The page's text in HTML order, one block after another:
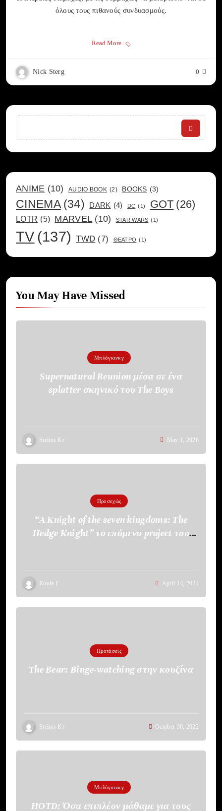
όλους τους πιθανούς συνδυασμούς.
Read More
Nick Sterg 0
Search
ANIME (10) AUDIO BOOK (2) BOOKS (3)
CINEMA (34) DARK (4) DC (1) GOT (26)
LOTR (5) MARVEL (10) STAR WARS (1)
TV (137) TWD (7) ΘΕΑΤΡΟ (1)
You May Have Missed
Μπλόγκινκγ
Supernatural Reunion μέσα σε ένα
splatter σκηνικό του The Boys
Stelios Kr May 1, 2026
Προσεχώς
“A Knight of the seven kingdoms: The
Hedge Knight” το επόμενο project του
Roula F April 14, 2024
Προτάσεις
The Bear: Binge-watching στην κουζίνα
Stelios Kr October 30, 2022
Μπλόγκινκγ
HOTD: Όσα επιπλέον μάθαμε για τους